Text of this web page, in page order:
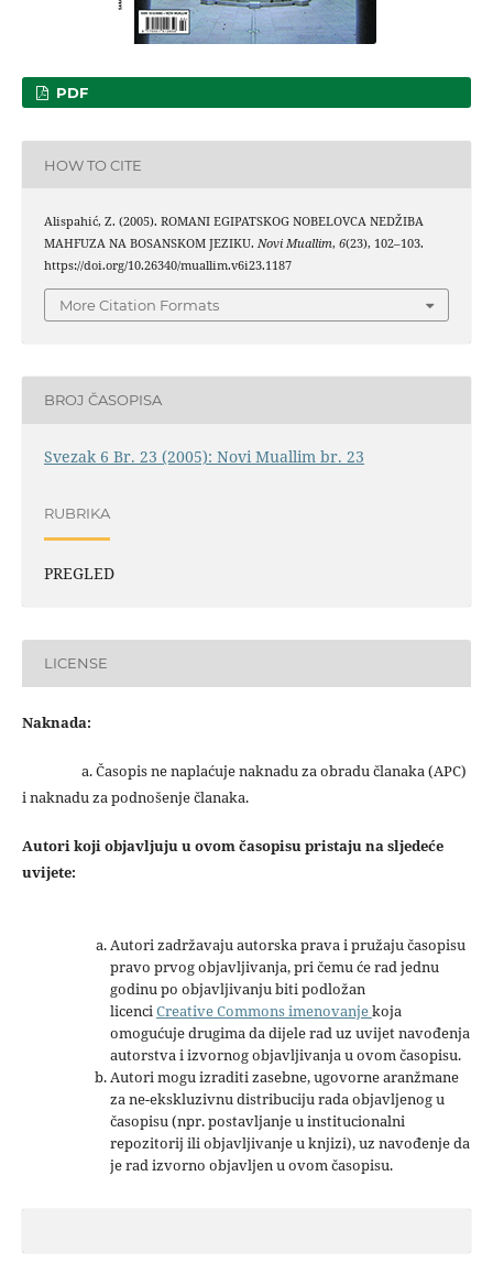
PDF
HOW TO CITE
Alispahić, Z. (2005). ROMANI EGIPATSKOG NOBELOVCA NEDŽIBA
MAHFUZA NA BOSANSKOM JEZIKU. Novi Muallim, 6(23), 102–103.
https://doi.org/10.26340/muallim.v6i23.1187
More Citation Formats
BROJ ČASOPISA
Svezak 6 Br. 23 (2005): Novi Muallim br. 23
RUBRIKA
PREGLED
LICENSE
Naknada:
a. Časopis ne naplaćuje naknadu za obradu članaka (APC)
i naknadu za podnošenje članaka.
Autori koji objavljuju u ovom časopisu pristaju na sljedeće
uvijete:
Autori zadržavaju autorska prava i pružaju časopisu
pravo prvog objavljivanja, pri čemu će rad jednu
godinu po objavljivanju biti podložan
licenciCreative Commons imenovanjekoja
omogućuje drugima da dijele rad uz uvijet navođenja
autorstva i izvornog objavljivanja u ovom časopisu.
Autori mogu izraditi zasebne, ugovorne aranžmane
za ne-ekskluzivnu distribuciju rada objavljenog u
časopisu (npr. postavljanje u institucionalni
repozitorij ili objavljivanje u knjizi), uz navođenje da
je rad izvorno objavljen u ovom časopisu.